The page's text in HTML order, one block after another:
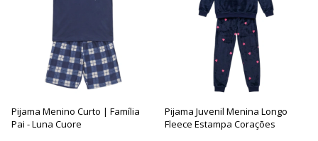
Pijama Menino Curto | Família
Pai - Luna Cuore
Pijama Juvenil Menina Longo
Fleece Estampa Corações